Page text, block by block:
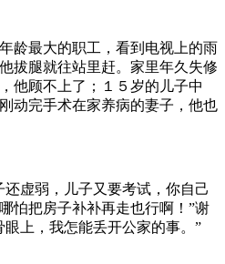
最大的职工，看到电视上的雨
拔腿就往站里赶。家里年久失修
他顾不上了；１５岁的儿子中
动完手术在家养病的妻子，他也
虚弱，儿子又要考试，你自己
怕把房子补补再走也行啊！”谢
上，我怎能丢开公家的事。”